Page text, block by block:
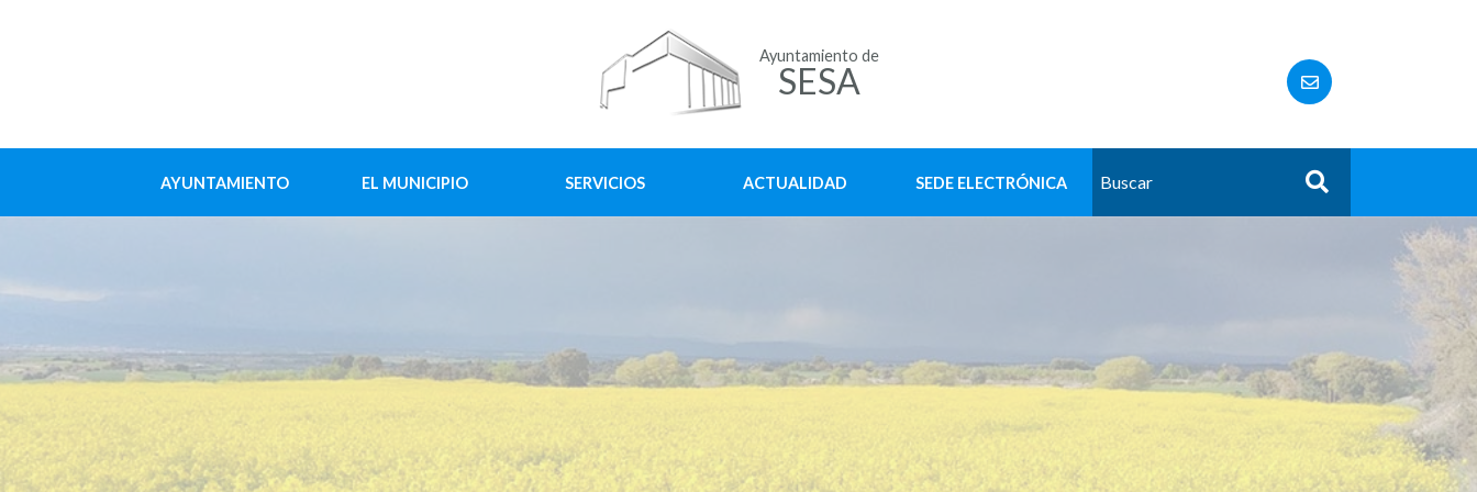
Ayuntamiento de
SESA
AYUNTAMIENTO EL MUNICIPIO SERVICIOS ACTUALIDAD SEDE ELECTRÓNICA Buscar